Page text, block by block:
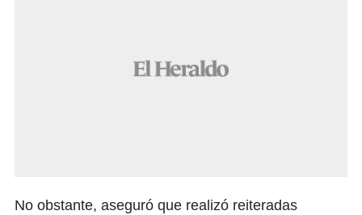
No obstante, aseguró que realizó reiteradas